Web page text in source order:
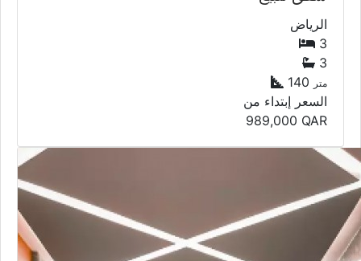
الرياض
3
3
140 متر
السعر إبتداء من
989,000 QAR